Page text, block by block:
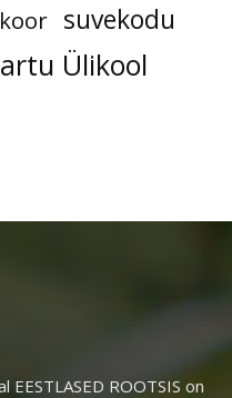
suvekodu
Ülikool
ROOTSIS on